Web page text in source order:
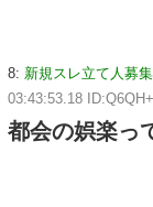
8: 新規スレ立て人募
03:43:53.18
都会の娯楽っ